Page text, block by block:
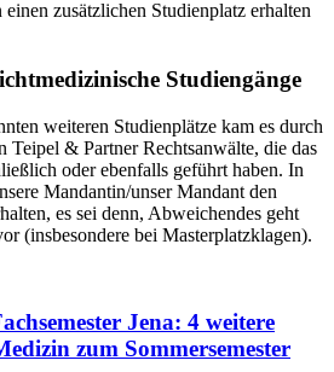
zusätzlichen Studienplatz erhalten
Studiengänge
weiteren Studienplätze kam es durch
Teipel & Partner Rechtsanwälte, die das
oder ebenfalls geführt haben. In
Mandantin/unser Mandant den
es sei denn, Abweichendes geht
(insbesondere bei Masterplatzklagen).
Jena: 4 weitere
zum Sommersemester